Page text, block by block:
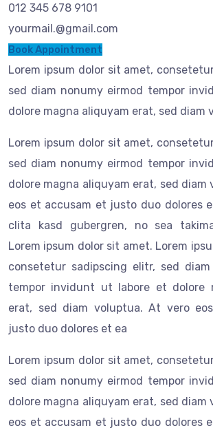
012 345 678 9101
yourmail.@gmail.com
Book Appointment
Lorem ipsum dolor sit amet,
sed diam nonumy eirmod tempor
dolore magna aliquyam erat, sed diam
Lorem ipsum dolor sit amet,
sed diam nonumy eirmod tempor
dolore magna aliquyam erat, sed diam
eos et accusam et justo duo dolores
clita kasd gubergren, no sea
Lorem ipsum dolor sit amet. Lorem
consetetur sadipscing elitr, sed
tempor invidunt ut labore et dolore
erat, sed diam voluptua. At vero
justo duo dolores et ea
Lorem ipsum dolor sit amet,
sed diam nonumy eirmod tempor
dolore magna aliquyam erat, sed diam
eos et accusam et justo duo dolores